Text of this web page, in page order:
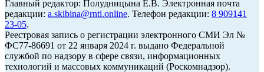
Главный редактор: Полудницына Е.В. Электронная почта
редакции: a.skibina@rnti.online. Телефон редакции: 8 909141
23-05.
Реестровая запись о регистрации электронного СМИ Эл №
ФС77-86691 от 22 января 2024 г. выдано Федеральной
службой по надзору в сфере связи, информационных
технологий и массовых коммуникаций (Роскомнадзор).